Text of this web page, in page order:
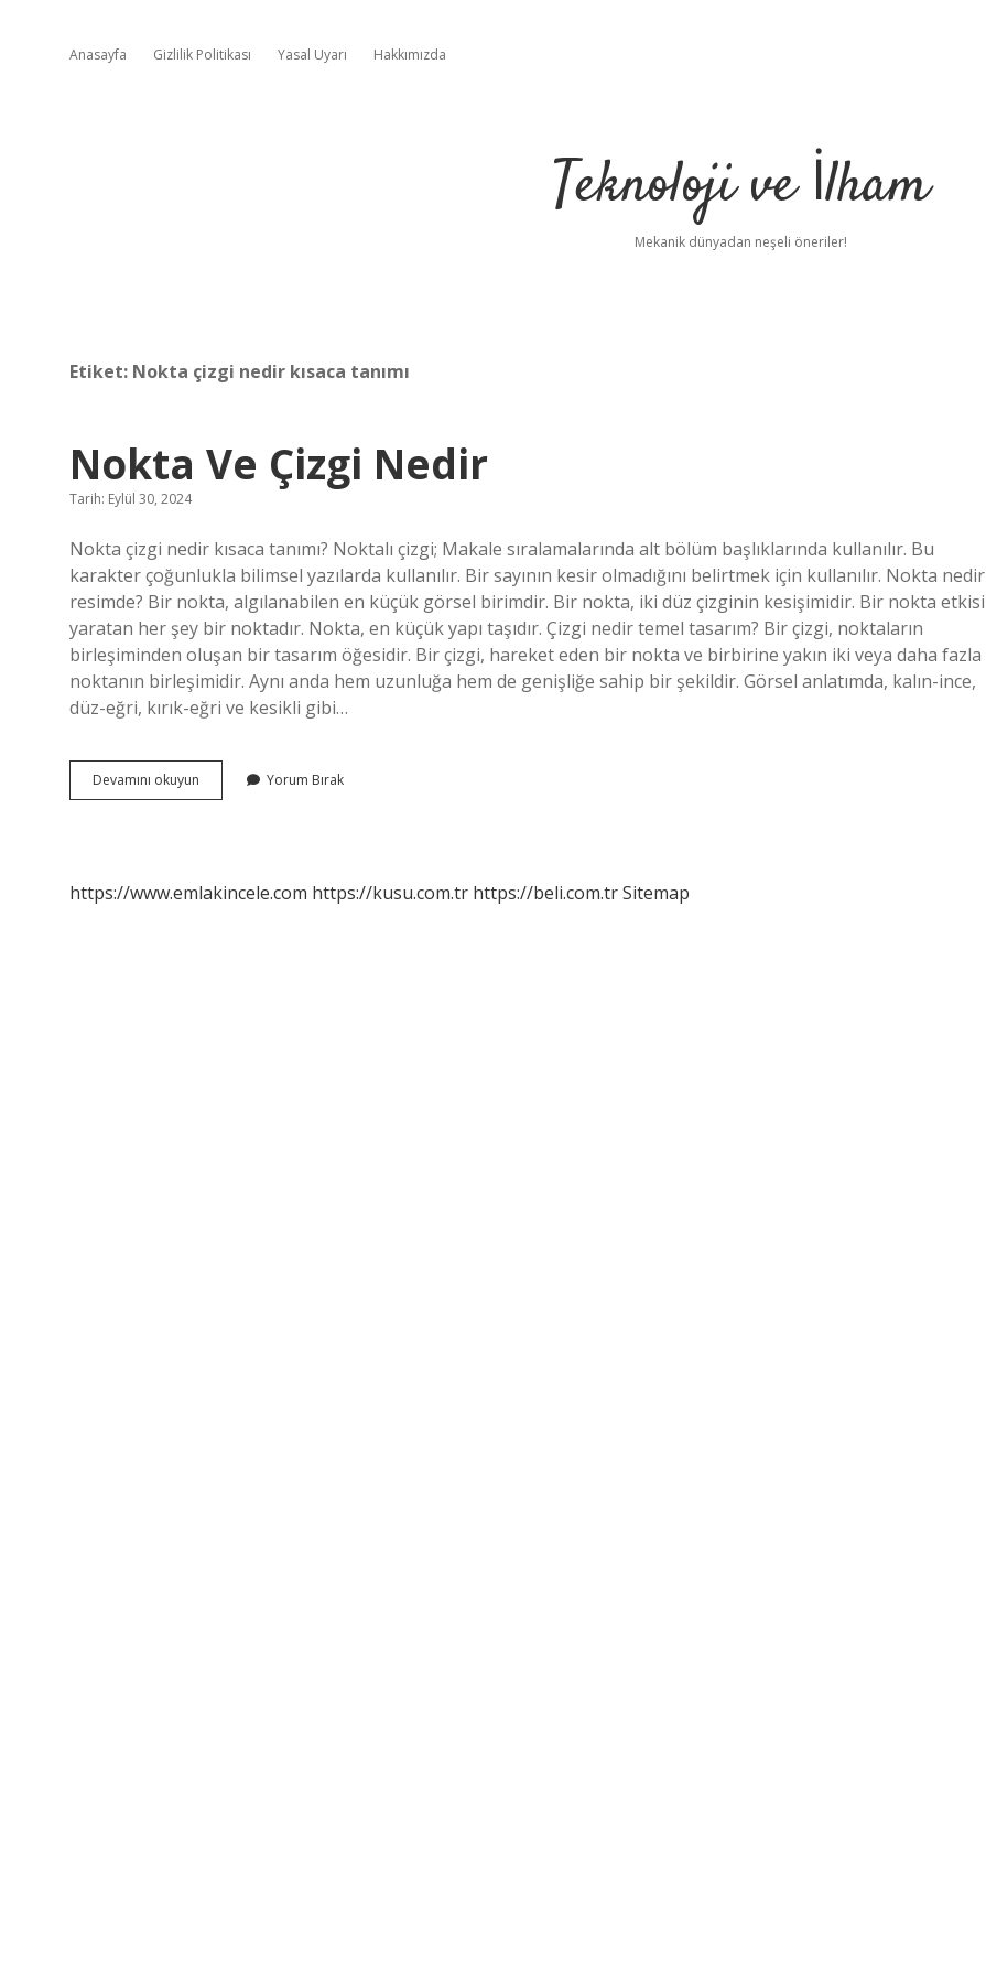
Anasayfa Gizlilik Politikası Yasal Uyarı Hakkımızda
Teknoloji ve İlham
Mekanik dünyadan neşeli öneriler!
Etiket: Nokta çizgi nedir kısaca tanımı
Nokta Ve Çizgi Nedir
Tarih: Eylül 30, 2024
Nokta çizgi nedir kısaca tanımı? Noktalı çizgi; Makale sıralamalarında alt bölüm başlıklarında kullanılır. Bu
karakter çoğunlukla bilimsel yazılarda kullanılır. Bir sayının kesir olmadığını belirtmek için kullanılır. Nokta nedir
resimde? Bir nokta, algılanabilen en küçük görsel birimdir. Bir nokta, iki düz çizginin kesişimidir. Bir nokta etkisi
yaratan her şey bir noktadır. Nokta, en küçük yapı taşıdır. Çizgi nedir temel tasarım? Bir çizgi, noktaların
birleşiminden oluşan bir tasarım öğesidir. Bir çizgi, hareket eden bir nokta ve birbirine yakın iki veya daha fazla
noktanın birleşimidir. Aynı anda hem uzunluğa hem de genişliğe sahip bir şekildir. Görsel anlatımda, kalın-ince,
düz-eğri, kırık-eğri ve kesikli gibi…
Devamını okuyun
Ve
Yorum Bırak
https://www.emlakincele.com https://kusu.com.tr https://beli.com.trSitemap